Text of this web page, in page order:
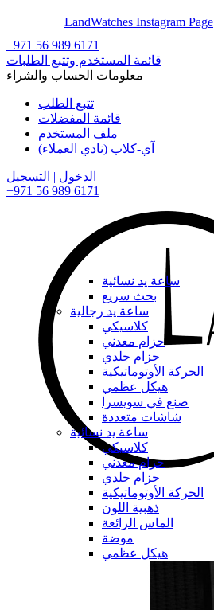
LandWatches Instagram Page
+971 56 989 6171
قائمة المستخدم وتتبع الطلبات
معلومات الحساب والشراء
تتبع الطلب
قائمة المفضلات
ملف المستخدم
آي-كلاب (نادي العملاء)
الدخول | التسجيل
+971 56 989 6171
ساعة يد نسائية
بحث سريع
ساعة يد رجالية
كلاسيكي
حزام معدني
حزام جلدي
الحركة الأوتوماتيكية
هيكل عظمي
صنع في سويسرا
شاشات متعددة
ساعة يد نسائية
كلاسيكي
حزام معدني
حزام جلدي
الحركة الأوتوماتيكية
ذهبية اللون
الماس الرائعة
موضة
هيكل عظمي